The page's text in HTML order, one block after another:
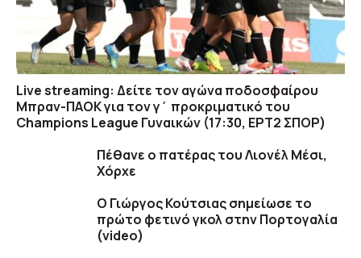
Live streaming: Δείτε τον αγώνα ποδοσφαίρου
Μπραν-ΠΑΟΚ για τον γ΄ προκριματικό του
Champions League Γυναικών (17:30, ΕΡΤ2 ΣΠΟΡ)
Πέθανε ο πατέρας του Λιονέλ Μέσι,
Χόρχε
Ο Γιώργος Κούτσιας σημείωσε το
πρώτο φετινό γκολ στην Πορτογαλία
(video)